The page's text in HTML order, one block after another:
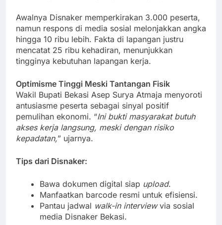
Awalnya Disnaker memperkirakan 3.000 peserta,
namun respons di media sosial melonjakkan angka
hingga 10 ribu lebih. Fakta di lapangan justru
mencatat 25 ribu kehadiran, menunjukkan
tingginya kebutuhan lapangan kerja.
Optimisme Tinggi Meski Tantangan Fisik
Wakil Bupati Bekasi Asep Surya Atmaja menyoroti
antusiasme peserta sebagai sinyal positif
pemulihan ekonomi. “Ini bukti masyarakat butuh
akses kerja langsung, meski dengan risiko
kepadatan,” ujarnya.
Tips dari Disnaker:
Bawa dokumen digital siap upload.
Manfaatkan barcode resmi untuk efisiensi.
Pantau jadwal walk-in interviewvia sosial
media Disnaker Bekasi.